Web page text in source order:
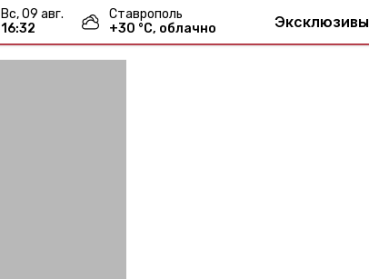
вс, 09 авг.
16:32
Ставрополь
+30 °С, облачно Эксклюзивы